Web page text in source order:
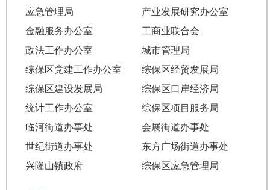
应急管理局
产业发展研究办公室
金融服务办公室
工商业联合会
政法工作办公室
城市管理局
综保区党建工作办公室
综保区经贸发展局
综保区建设发展局
综保区口岸经济局
统计工作办公室
综保区项目服务局
临河街道办事处
会展街道办事处
世纪街道办事处
东方广场街道办事处
兴隆山镇政府
综保区应急管理局